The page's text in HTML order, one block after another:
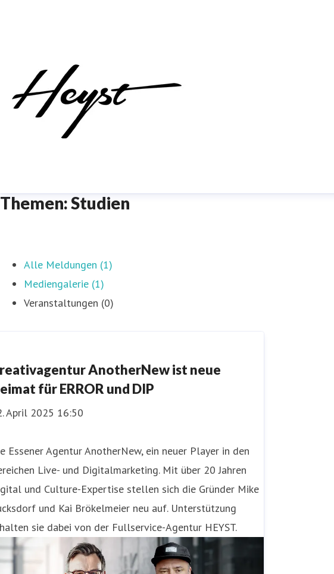
Themen: Studien
Alle Meldungen (1)
Mediengalerie (1)
Veranstaltungen (0)
AnotherNew ist neue
für ERROR und DIP
April 2025 16:50
Essener Agentur AnotherNew, ein neuer Player in den
Live- und Digitalmarketing. Mit über 20 Jahren
und Culture-Expertise stellen sich die Gründer Mike
und Kai Brökelmeier neu auf. Unterstützung
sie dabei von der Fullservice-Agentur HEYST.